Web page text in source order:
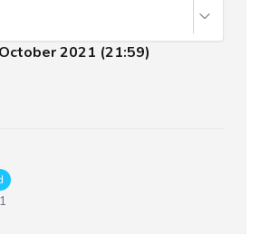
2021 (21:59)